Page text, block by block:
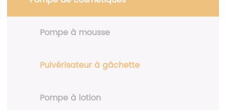
Pompe à mousse
Pulvérisateur à gâchette
Pompe à lotion